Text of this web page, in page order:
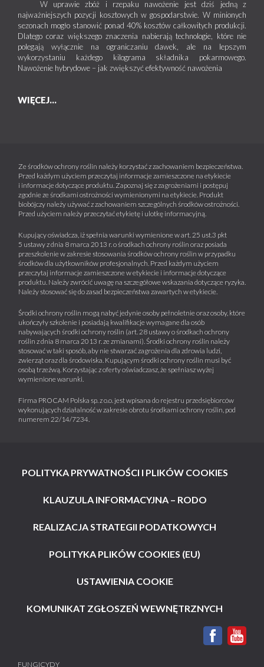
W uprawie zbóż i rzepaku nawożenie jest dziś jedną z
najważniejszych pozycji kosztowych w gospodarstwie. W minionych
sezonach mogło stanowić ponad 40% kosztów całkowitych produkcji.
Dlatego coraz większego znaczenia nabierają technologie, które nie
polegają wyłącznie na ograniczaniu dawek, ale na lepszym
wykorzystaniu każdego kilograma składnika pokarmowego.
Nawożenie hybrydowe – jak zwiększyć efektywność nawożenia
WIĘCEJ...
Ze środków ochrony roślin należy korzystać z zachowaniem bezpieczeństwa.
Przed każdym użyciem przeczytaj informacje zamieszczone na etykiecie
i informacje dotyczące produktu. Zapoznaj się z zagrożeniami i postępuj
zgodnie ze środkami ostrożności wymienionymi na etykiecie. Produkt
biobójczy należy używać z zachowaniem szczególnych środków ostrożności.
Przed użyciem należy przeczytać etykietę i ulotkę informacyjną.
Kupujący oświadcza, iż spełnia warunki wymienione w art. 25 ust.3 pkt
5 ustawy z dnia 8 marca 2013 r. o środkach ochrony roślin oraz posiada
przeszkolenie w zakresie stosowania środków ochrony roślin w przypadku
środków dla użytkowników profesjonalnych. Przed każdym użyciem
przeczytaj informacje zamieszczone w etykiecie i informacje dotyczące
produktu. Należy zwrócić uwagę na szczegółowe wskazania dotyczące ryzyka.
Należy stosować się do zasad bezpieczeństwa zawartych w etykiecie.
Środki ochrony roślin mogą nabyć jedynie osoby pełnoletnie oraz osoby, które
ukończyły szkolenie i posiadają kwalifikacje wymagane dla osób
nabywających środki ochrony roślin (art. 28 ustawy o środkach ochrony
roślin z dnia 8 marca 2013 r. ze zmianami). Środki ochrony roślin należy
stosować w taki sposób, aby nie stwarzać zagrożenia dla zdrowia ludzi,
zwierząt oraz dla środowiska. Kupującym środki ochrony roślin musi być
osobą trzeźwą. Korzystając z oferty oświadczasz, że spełniasz wyżej
wymienione warunki.
Firma PROCAM Polska sp. z o.o. jest wpisana do rejestru przedsiębiorców
wykonujących działalność w zakresie obrotu środkami ochrony roślin, pod
numerem 22/14/7234.
POLITYKA PRYWATNOŚCI I PLIKÓW COOKIES
KLAUZULA INFORMACYJNA – RODO
REALIZACJA STRATEGII PODATKOWYCH
POLITYKA PLIKÓW COOKIES (EU)
USTAWIENIA COOKIE
KOMUNIKAT ZGŁOSZEŃ WEWNĘTRZNYCH
FUNGICYDY